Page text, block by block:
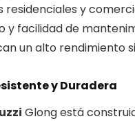
residenciales y
y facilidad de
un alto rendimiento
y Duradera
Glong está